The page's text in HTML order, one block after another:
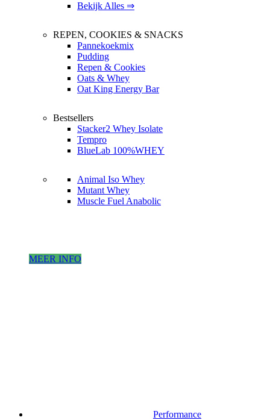
Bekijk Alles ⇒
REPEN, COOKIES & SNACKS
Pannekoekmix
Pudding
Repen & Cookies
Oats & Whey
Oat King Energy Bar
Bestsellers
Stacker2 Whey Isolate
Tempro
BlueLab 100%WHEY
Animal Iso Whey
Mutant Whey
Muscle Fuel Anabolic
MEER INFO
Performance